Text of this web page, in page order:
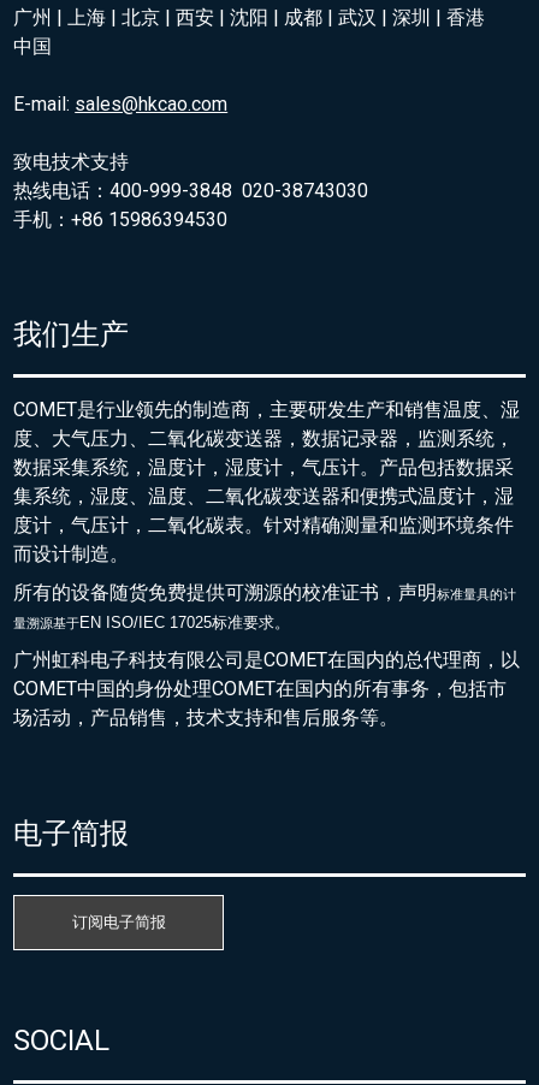
广州 | 上海 | 北京 | 西安 | 沈阳 | 成都 | 武汉 | 深圳 | 香港
中国
E-mail: sales@hkcao.com
致电技术支持
热线电话：400-999-3848 020-38743030
手机：+86 15986394530
我们生产
COMET是行业领先的制造商，主要研发生产和销售温度、湿
度、大气压力、二氧化碳变送器，数据记录器，监测系统，
数据采集系统，温度计，湿度计，气压计。产品包括数据采
集系统，湿度、温度、二氧化碳变送器和便携式温度计，湿
度计，气压计，二氧化碳表。针对精确测量和监测环境条件
而设计制造。
所有的设备随货免费提供可溯源的校准证书，声明标准量具的计
量溯源基于EN ISO/IEC 17025标准要求。
广州虹科电子科技有限公司是COMET在国内的总代理商，以
COMET中国的身份处理COMET在国内的所有事务，包括市
场活动，产品销售，技术支持和售后服务等。
电子简报
订阅电子简报
SOCIAL